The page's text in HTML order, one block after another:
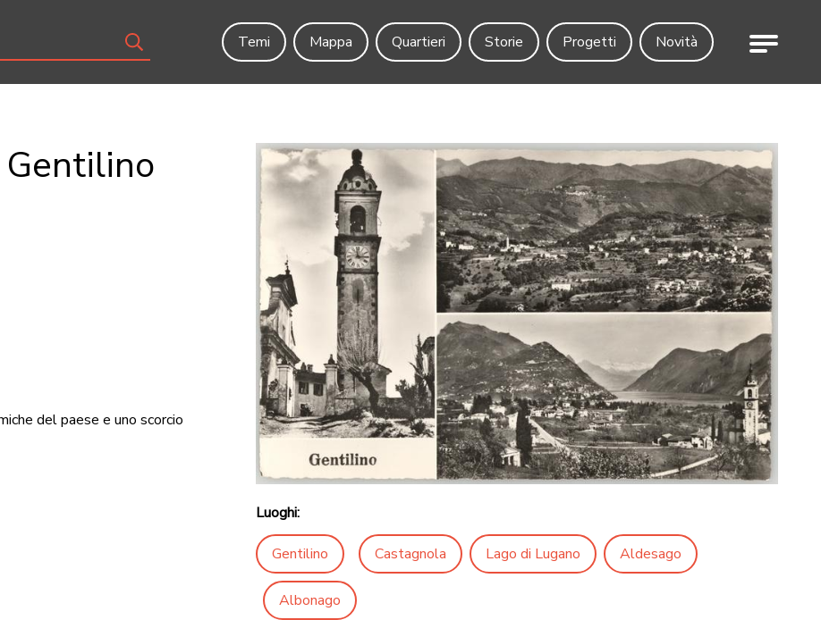
Temi
Mappa Quartieri Storie Progetti Novità Menu
del paese e uno scorcio
Luoghi:
Gentilino Castagnola Lago di Lugano Aldesago
Albonago